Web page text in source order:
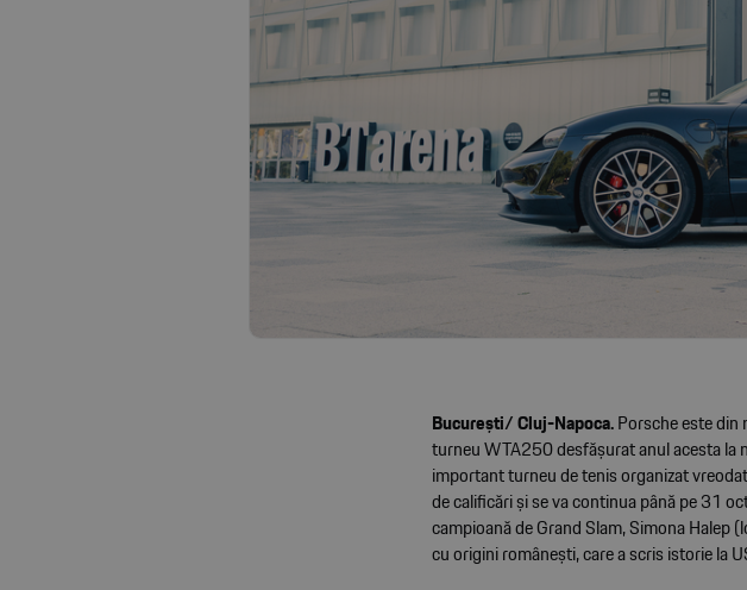
București/ Cluj-Napoca.Porsche este din
turneu WTA250 desfășurat anul acesta la
important turneu de tenis organizat
de calificări și se va continua până pe 31
campioană de Grand Slam, Simona
cu origini românești, care a scris istorie la